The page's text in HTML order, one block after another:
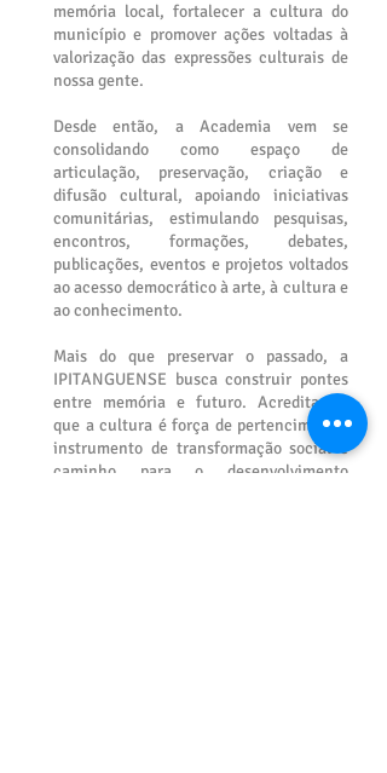
memória local, fortalecer a cultura do
município e promover ações voltadas à
valorização das expressões culturais de
nossa gente.
Desde então, a Academia vem se
consolidando como espaço de
articulação, preservação, criação e
difusão cultural, apoiando iniciativas
comunitárias, estimulando pesquisas,
encontros, formações, debates,
publicações, eventos e projetos voltados
ao acesso democrático à arte, à cultura e
ao conhecimento.
Mais do que preservar o passado, a
IPITANGUENSE busca construir pontes
entre memória e futuro. Acreditamos
que a cultura é força de pertencimento,
instrumento de transformação social e
caminho para o desenvolvimento